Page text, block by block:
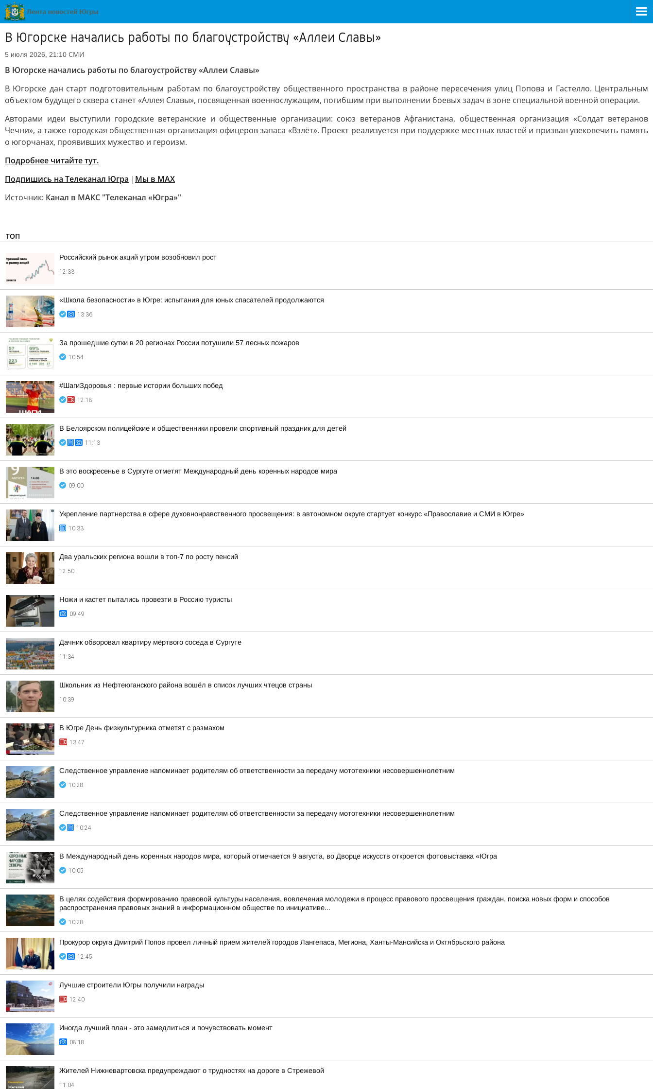
В Югорске начались работы по благоустройству «Аллеи Славы»
5 июля 2026, 21:10 СМИ
В Югорске начались работы по благоустройству «Аллеи Славы»
В Югорске дан старт подготовительным работам по благоустройству общественного пространства в районе пересечения улиц Попова и Гастелло. Центральным
объектом будущего сквера станет «Аллея Славы», посвященная военнослужащим, погибшим при выполнении боевых задач в зоне специальной военной операции.
Авторами идеи выступили городские ветеранские и общественные организации: союз ветеранов Афганистана, общественная организация «Солдат ветеранов
Чечни», а также городская общественная организация офицеров запаса «Взлёт». Проект реализуется при поддержке местных властей и призван увековечить память
о югорчанах, проявивших мужество и героизм.
Подробнее читайте тут.
Подпишись на Телеканал Югра | Мы в MAX
Источник: Канал в МАКС "Телеканал «Югра»"
ТОП
Российский рынок акций утром возобновил рост
12:33
«Школа безопасности» в Югре: испытания для юных спасателей продолжаются
13:36
За прошедшие сутки в 20 регионах России потушили 57 лесных пожаров
10:54
#ШагиЗдоровья : первые истории больших побед
12:18
В Белоярском полицейские и общественники провели спортивный праздник для детей
11:13
В это воскресенье в Сургуте отметят Международный день коренных народов мира
09:00
Укрепление партнерства в сфере духовнонравственного просвещения: в автономном округе стартует конкурс «Православие и СМИ в Югре»
10:33
Два уральских региона вошли в топ-7 по росту пенсий
12:50
Ножи и кастет пытались провезти в Россию туристы
09:49
Дачник обворовал квартиру мёртвого соседа в Сургуте
11:34
Школьник из Нефтеюганского района вошёл в список лучших чтецов страны
10:39
В Югре День физкультурника отметят с размахом
13:47
Следственное управление напоминает родителям об ответственности за передачу мототехники несовершеннолетним
10:28
Следственное управление напоминает родителям об ответственности за передачу мототехники несовершеннолетним
10:24
В Международный день коренных народов мира, который отмечается 9 августа, во Дворце искусств откроется фотовыставка «Югра
10:05
В целях содействия формированию правовой культуры населения, вовлечения молодежи в процесс правового просвещения граждан, поиска новых форм и способов
распространения правовых знаний в информационном обществе по инициативе...
10:28
Прокурор округа Дмитрий Попов провел личный прием жителей городов Лангепаса, Мегиона, Ханты-Мансийска и Октябрьского района
12:45
Лучшие строители Югры получили награды
12:40
Иногда лучший план - это замедлиться и почувствовать момент
08:18
Жителей Нижневартовска предупреждают о трудностях на дороге в Стрежевой
11:04